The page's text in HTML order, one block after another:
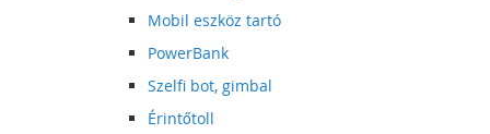
Mobil eszköz tartó
PowerBank
Szelfi bot, gimbal
Érintőtoll